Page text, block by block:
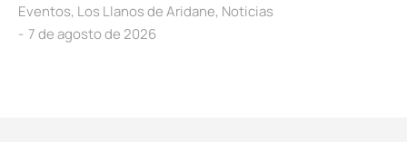
Eventos, Los Llanos de Aridane, Noticias
7 de agosto de 2026